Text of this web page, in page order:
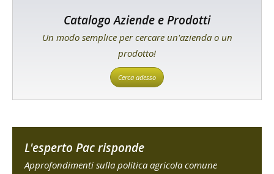
Catalogo Aziende e Prodotti
Un modo semplice per cercare un'azienda o un
prodotto!
Cerca adesso
L'esperto Pac risponde
Approfondimenti sulla politica agricola comune